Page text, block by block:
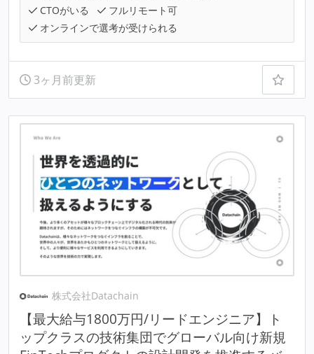
CTOがいる
フルリモート可
オンラインで選考が受けられる
3ヶ月前更新
株式会社Datachain
【最大給与1800万円/リードエンジニア】ト
ップクラスの技術集団でグローバル向け新規